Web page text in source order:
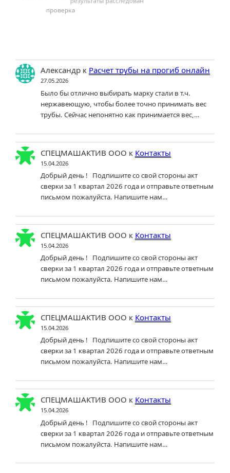
Александрк Расчет трубы на прогиб онлайн
27.05.2026
Было бы отлично выбирать марку стали в т.ч.
нержавеющую, чтобы более точно принимать вес
трубы. Сейчас непонятно как принимается вес,…
СПЕЦМАШАКТИВ ООО к Контакты
15.04.2026
Добрый день ! Подпишите со свой стороны акт
сверки за 1 квартал 2026 года и отправьте ответным
письмом пожалуйста. Напишите нам…
СПЕЦМАШАКТИВ ООО к Контакты
15.04.2026
Добрый день ! Подпишите со свой стороны акт
сверки за 1 квартал 2026 года и отправьте ответным
письмом пожалуйста. Напишите нам…
СПЕЦМАШАКТИВ ООО к Контакты
15.04.2026
Добрый день ! Подпишите со свой стороны акт
сверки за 1 квартал 2026 года и отправьте ответным
письмом пожалуйста. Напишите нам…
СПЕЦМАШАКТИВ ООО к Контакты
15.04.2026
Добрый день ! Подпишите со свой стороны акт
сверки за 1 квартал 2026 года и отправьте ответным
письмом пожалуйста. Напишите нам…